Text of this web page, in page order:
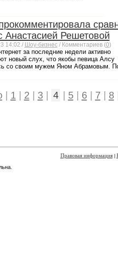
Анастасией Решетовой
14:02 / Шоу-бизнес/ Комментариев (0)
за последние недели активно
новый слух, что якобы певица Алсу
со своим мужем Яном Абрамовым.
| 1 2 3| 4 5| 6| 7 8
Правовая информация|